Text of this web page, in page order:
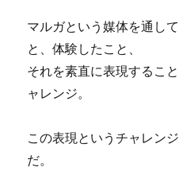
マルガという媒体を通し
と、体験したこと、
それを素直に表現するこ
ャレンジ。
この表現というチャレン
だ。